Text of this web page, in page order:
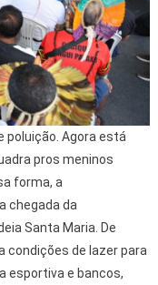
poluição. Agora está
pros meninos
forma, a
chegada da
Santa Maria. De
condições de lazer para
esportiva e bancos,